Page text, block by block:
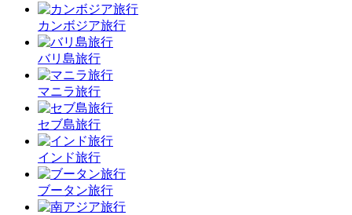
カンボジア旅行
バリ島旅行
マニラ旅行
セブ島旅行
インド旅行
ブータン旅行